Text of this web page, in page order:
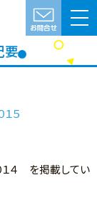
要
５
４ を掲載してい